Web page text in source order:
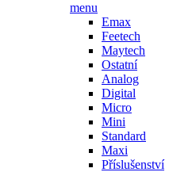
menu
Emax
Feetech
Maytech
Ostatní
Analog
Digital
Micro
Mini
Standard
Maxi
Příslušenství